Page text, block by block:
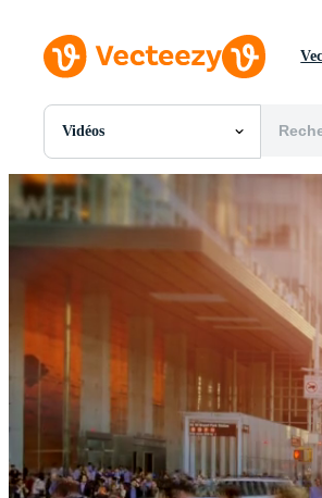
Vidéos
Toutes Images
PNGs
PSDs
SVGs
Images Éditoriales
Événements Éditoriaux